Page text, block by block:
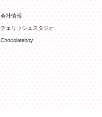
会社情報
チェリッシュスタジオ
Chocolateboy